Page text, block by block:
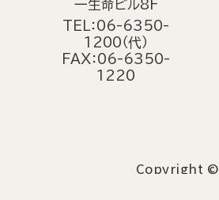
一生命ビル8F
TEL：06-6350-
1200（代）
FAX：06-6350-
1220
Copyright ©